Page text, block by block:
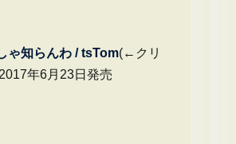
ゃ知らんわ / tsTom(←クリ
年6月23日発売